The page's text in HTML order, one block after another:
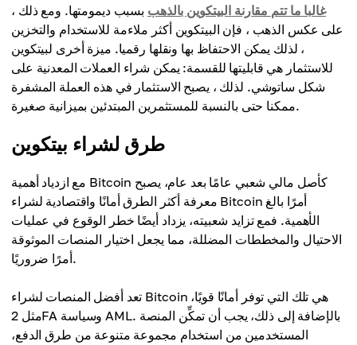
غالبا ما تتم مقارنة البيتكوين بالذهب بسبب ديمومتها. ومع ذلك ،
على عكس الذهب ، فإن البيتكوين أكثر ملاءمة للاستخدام والتخزين
، لذلك يمكن الاحتفاظ بها ونقلها رقميا. ميزة أخرى لبيتكوين
للاستثمار هي قابليتها للقسمة: يمكن شراء العملات المعدنية على
شكل ساتوشي. لذلك ، يصبح الاستثمار في هذه العملة المشفرة
ممكنا حتى بالنسبة للمستثمرين المبتدئين بميزانية صغيرة.
طرق لشراء بيتكوين
مع ازدياد أهمية Bitcoin كأصل مالي شعبي عامًا بعد عام، يصبح
معرفة أكثر الطرق أمانًا واقتصادية لشراء Bitcoin أمرًا بالغ
الأهمية. فمع تزايد شعبيته، يزداد أيضًا خطر الوقوع في عمليات
الاحتيال والمخططات المضللة، مما يجعل اختيار المنصات الموثوقة
أمرًا ضروريًا.
تعد أفضل المنصات لشراء Bitcoin هي تلك التي توفر أمانًا قويًا،
مثل 2FA وسياسة AML. بالإضافة إلى ذلك، يجب أن تمكِّن المنصة
المستخدمين من استخدام مجموعة متنوعة من طرق الدفع،